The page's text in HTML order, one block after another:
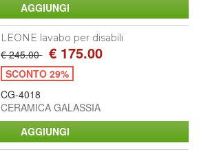
LEONE lavabo per disabili
€ 245.00 € 175.00
SCONTO 29%
CG-4018
CERAMICA GALASSIA